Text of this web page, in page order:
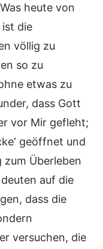
heute von
die
völlig zu
so zu
etwas zu
dass Gott
vor Mir gefleht;
geöffnet und
Überleben
auf die
dass die
versuchen, die